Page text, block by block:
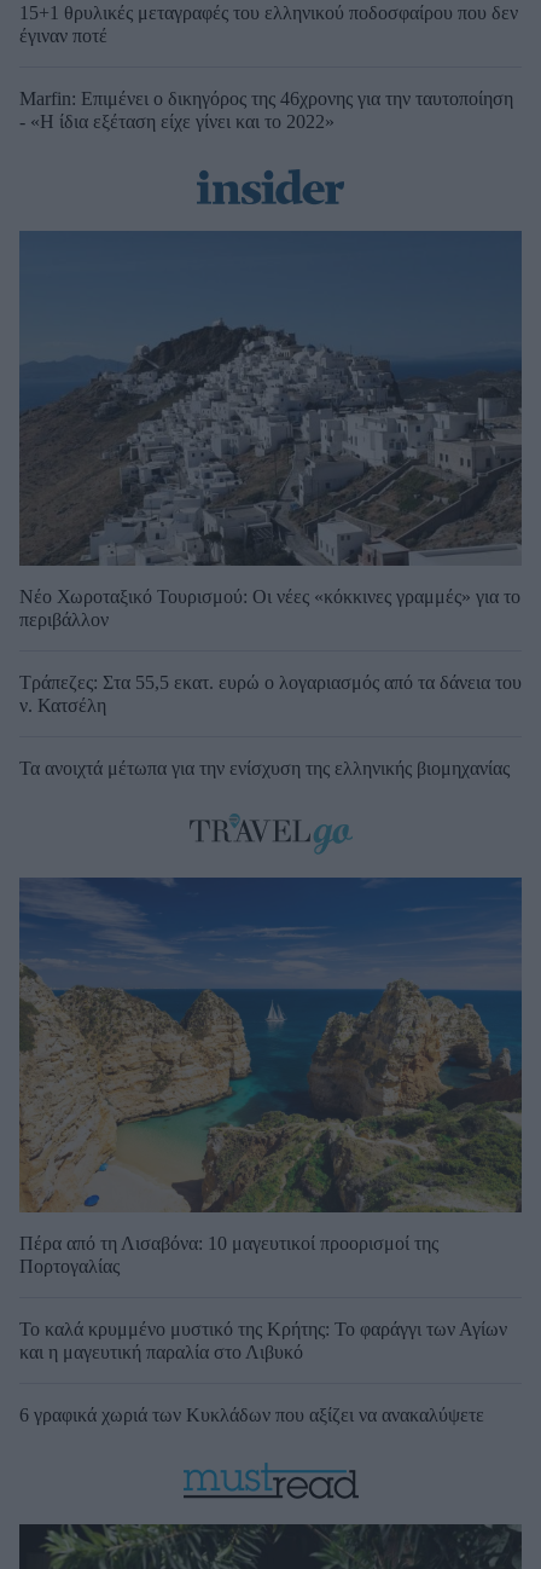
15+1 θρυλικές μεταγραφές του ελληνικού ποδοσφαίρου που δεν
έγιναν ποτέ
Marfin: Επιμένει ο δικηγόρος της 46χρονης για την ταυτοποίηση
- «Η ίδια εξέταση είχε γίνει και το 2022»
Νέο Χωροταξικό Τουρισμού: Οι νέες «κόκκινες γραμμές» για το
περιβάλλον
Τράπεζες: Στα 55,5 εκατ. ευρώ ο λογαριασμός από τα δάνεια του
ν. Κατσέλη
Τα ανοιχτά μέτωπα για την ενίσχυση της ελληνικής βιομηχανίας
Πέρα από τη Λισαβόνα: 10 μαγευτικοί προορισμοί της
Πορτογαλίας
Το καλά κρυμμένο μυστικό της Κρήτης: Το φαράγγι των Αγίων
και η μαγευτική παραλία στο Λιβυκό
6 γραφικά χωριά των Κυκλάδων που αξίζει να ανακαλύψετε